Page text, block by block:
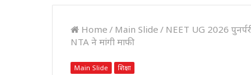
Home / Main Slide / NEET UG 2026
NTA ने मांगी माफी
Main Slide शिक्षा